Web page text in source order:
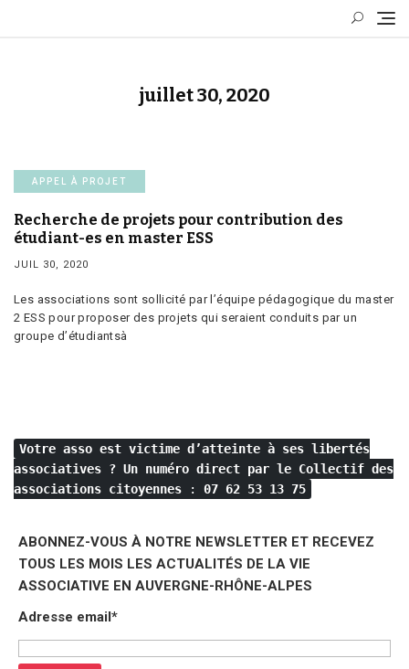
juillet 30, 2020
APPEL À PROJET
Recherche de projets pour contribution des
étudiant-es en master ESS
JUIL 30, 2020
Les associations sont sollicité par l’équipe pédagogique du master
2 ESS pour proposer des projets qui seraient conduits par un
groupe d’étudiantsà
Votre asso est victime d’atteinte à ses libertés
associatives ? Un numéro direct par le Collectif des
associations citoyennes : 07 62 53 13 75
ABONNEZ-VOUS À NOTRE NEWSLETTER ET RECEVEZ
TOUS LES MOIS LES ACTUALITÉS DE LA VIE
ASSOCIATIVE EN AUVERGNE-RHÔNE-ALPES
Adresse email*